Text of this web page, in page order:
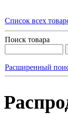
Список всех
Поиск товара
Расширенный